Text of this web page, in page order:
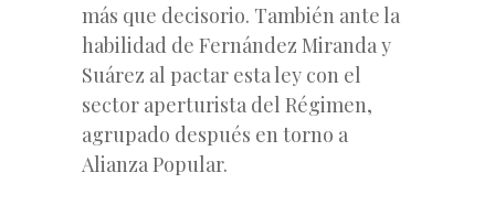
más que decisorio. También ante la
habilidad de Fernández Miranda y
Suárez al pactar esta ley con el
sector aperturista del Régimen,
agrupado después en torno a
Alianza Popular.